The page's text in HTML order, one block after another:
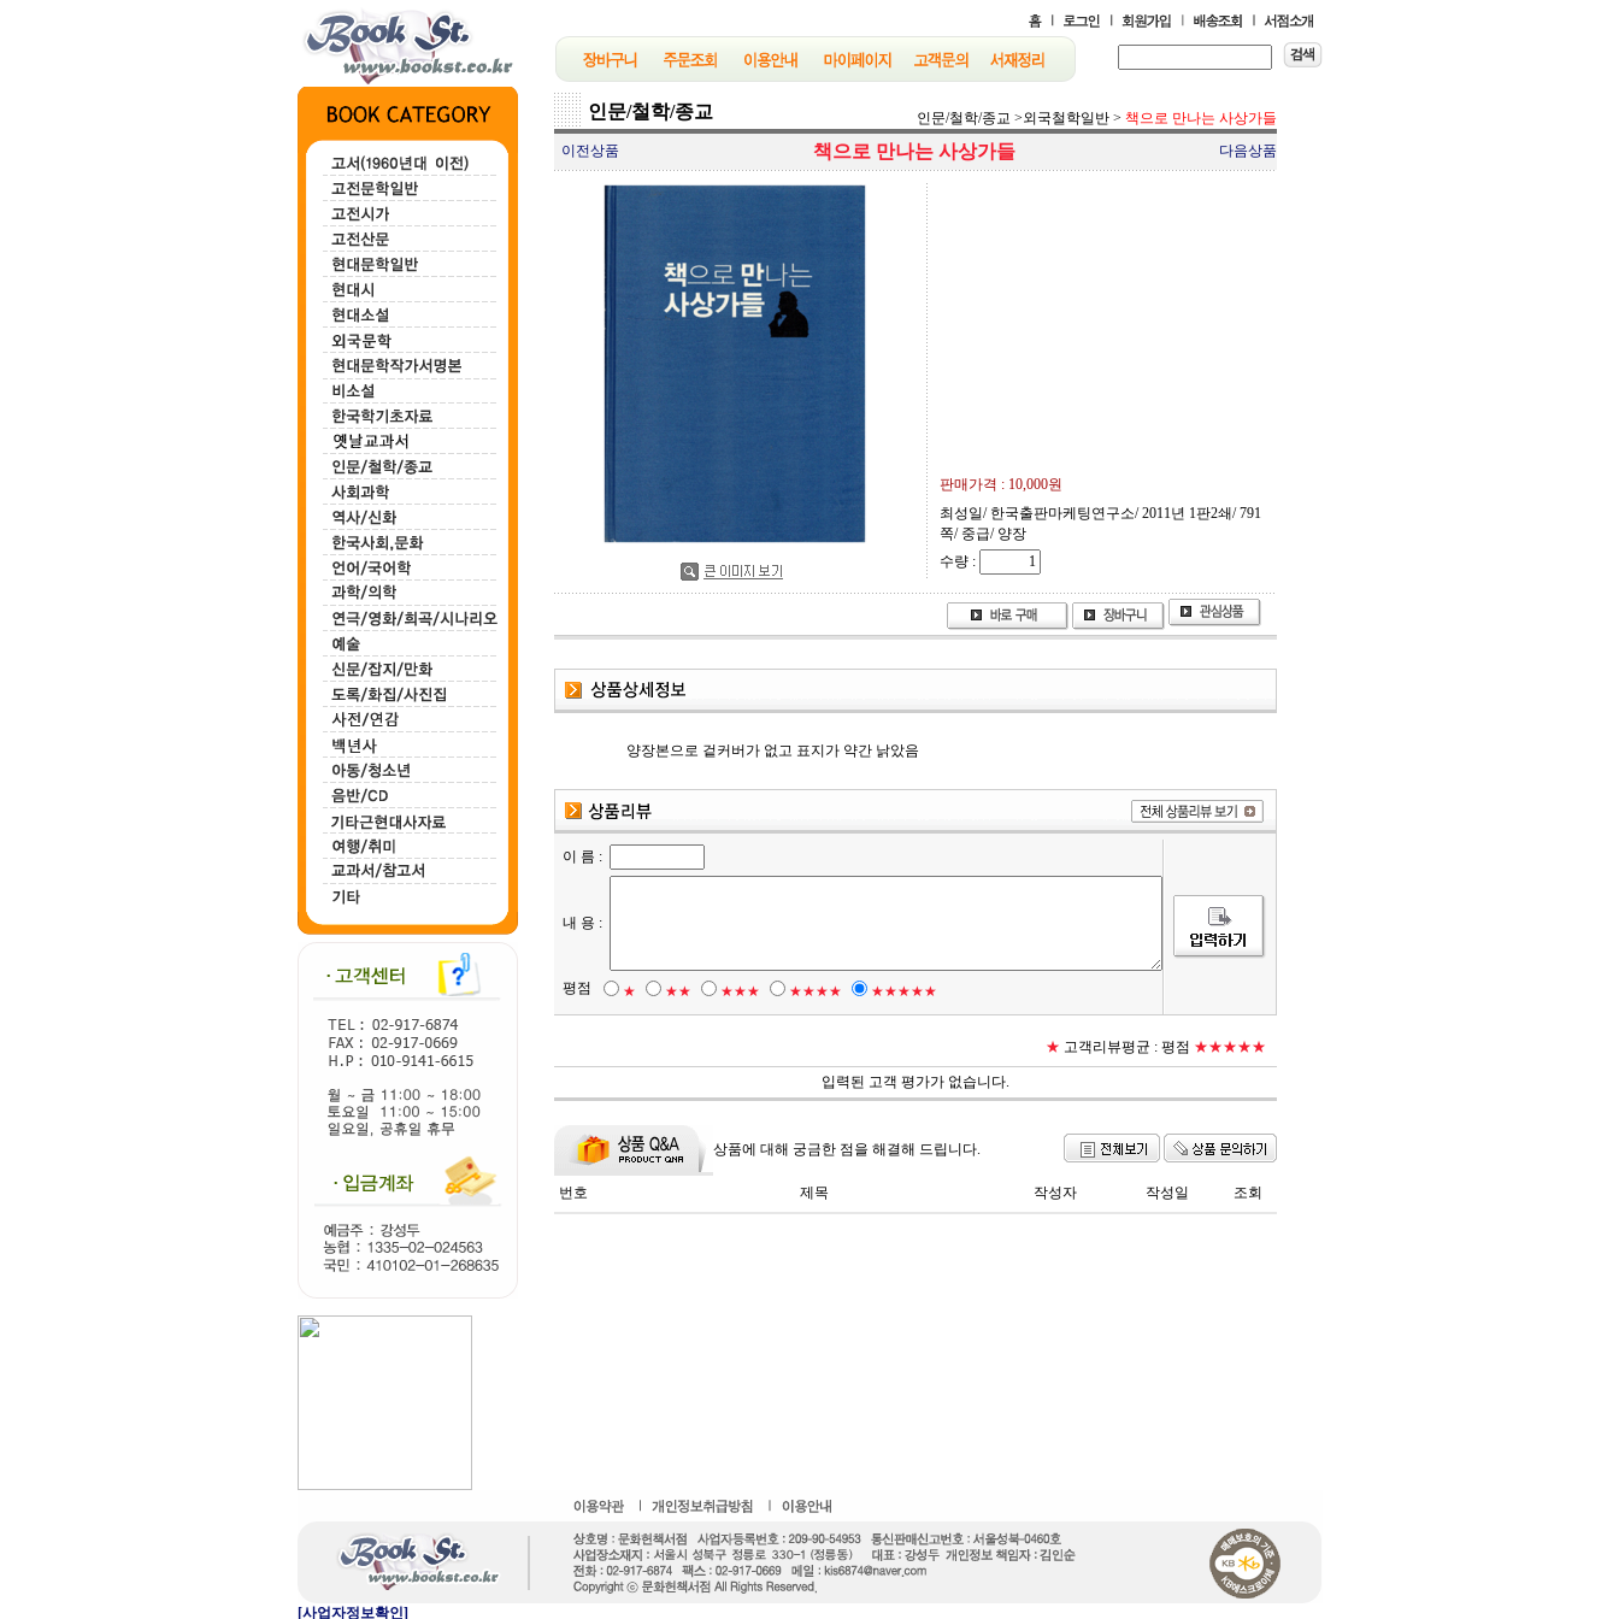
인문/철학/종교 인문/철학/종교 >외국철학일반 > 책으로 만나는 사상가들
이전상품
책으로 만나는 사상가들 다음상품
판매가격 : 10,000원
최성일/ 한국출판마케팅연구소/ 2011년 1판2쇄/ 791
쪽/ 중급/ 양장
수량 :
양장본으로 겉커버가 없고 표지가 약간 낡았음
이 름 :
내 용 :
평점 ★ ★★ ★★★ ★★★★ ★★★★★
★ 고객리뷰평균 : 평점 ★★★★★
입력된 고객 평가가 없습니다.
상품에 대해 궁금한 점을 해결해 드립니다.
번호 제목 작성자 작성일 조회
[사업자정보확인]